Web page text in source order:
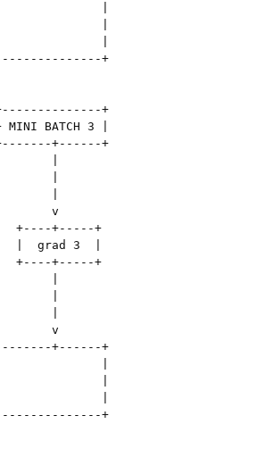
|
+
+
BATCH 3 |
+------+
v
+----+-----+
|  grad 3  |
+----+-----+
v
+------+
|
+